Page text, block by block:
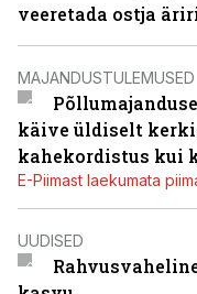
veeretada ostja
MAJANDUSTULEMUSED
käive üldiselt
kahekordistus kui
E-Piimast laekumata
UUDISED